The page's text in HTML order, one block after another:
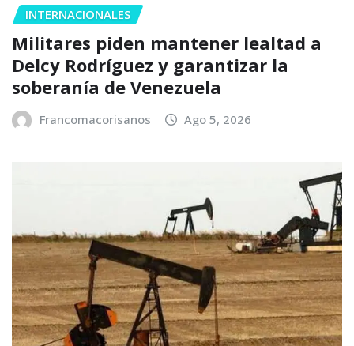
INTERNACIONALES
Militares piden mantener lealtad a
Delcy Rodríguez y garantizar la
soberanía de Venezuela
Francomacorisanos Ago 5, 2026